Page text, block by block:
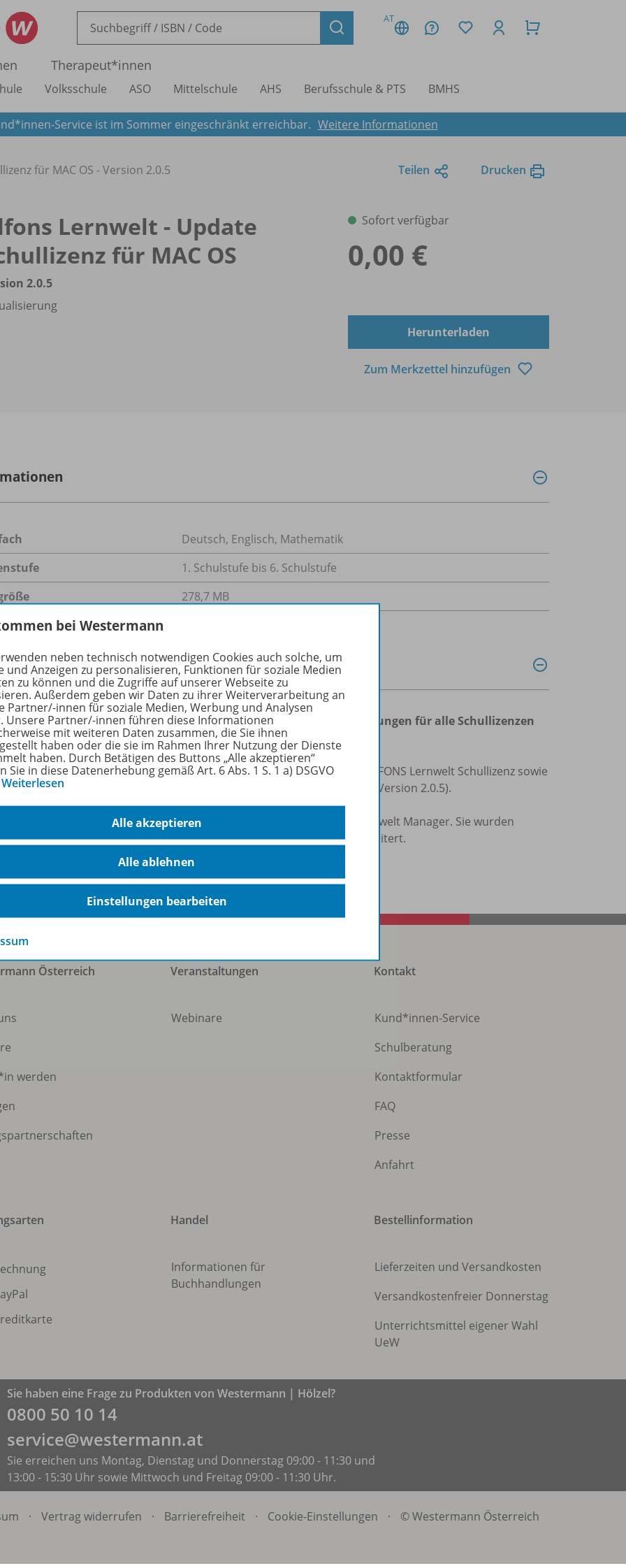
AT
Therapeut*innen
Volksschule ASO Mittelschule AHS Berufsschule & PTS BMHS
Service ist im Sommer eingeschränkt erreichbar. Weitere Informationen
für MAC OS - Version 2.0.5 Teilen Drucken
Lernwelt - Update
für MAC OS
2.0.5
Sofort verfügbar
0,00 €
Herunterladen
Zum Merkzettel hinzufügen
Deutsch, Englisch, Mathematik
1. Schulstufe bis 6. Schulstufe
278,7 MB
Team stellt ein Update mit vielen Neuigkeiten und Verbesserungen für alle Schullizenzen
ALFONS Lernwelt bereit.
(ca. 300 MB) aktualisiert alle installierten Programme der Reihe ALFONS Lernwelt Schullizenz sowie
Lernwelt Manager und ALFONS Datenserver auf den neuesten Stand (Version 2.0.5).
enthalten sind auch die Handbücher für ALFONS Lernwelt und Lernwelt Manager. Sie wurden
überarbeitet und um die Beschreibung der neuen Funktionen erweitert.
Österreich
werden
Veranstaltungen
Webinare
Kontakt
Kund*innen-Service
Schulberatung
Kontaktformular
FAQ
Presse
Anfahrt
Handel
Informationen für
Buchhandlungen
Bestellinformation
Lieferzeiten und Versandkosten
Versandkostenfreier Donnerstag
Unterrichtsmittel eigener Wahl
UeW
Sie haben eine Frage zu Produkten von Westermann | Hölzel?
0800 50 10 14
service@westermann.at
Sie erreichen uns Montag, Dienstag und Donnerstag 09:00 - 11:30 und
13:00 - 15:30 Uhr sowie Mittwoch und Freitag 09:00 - 11:30 Uhr.
· Vertrag widerrufen · Barrierefreiheit · Cookie-Einstellungen · © Westermann Österreich
bei Westermann
neben technisch notwendigen Cookies auch solche, um
und Anzeigen zu personalisieren, Funktionen für soziale Medien
zu können und die Zugriffe auf unserer Webseite zu
Außerdem geben wir Daten zu ihrer Weiterverarbeitung an
Partner/-innen für soziale Medien, Werbung und Analysen
Unsere Partner/-innen führen diese Informationen
mit weiteren Daten zusammen, die Sie ihnen
haben oder die sie im Rahmen Ihrer Nutzung der Dienste
haben. Durch Betätigen des Buttons „Alle akzeptieren“
Sie in diese Datenerhebung gemäß Art. 6 Abs. 1 S. 1 a) DSGVO
Weiterlesen
Alle akzeptieren
Alle ablehnen
Einstellungen bearbeiten